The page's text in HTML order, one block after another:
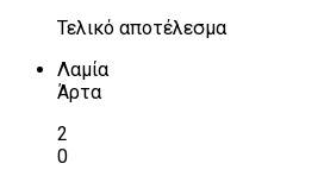
Τελικό αποτέλεσμα
Λαμία
Άρτα
2
0